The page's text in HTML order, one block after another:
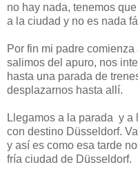
no hay nada, tenemos
a la ciudad y no es nada
Por fin mi padre
salimos del apuro, nos
hasta una parada de
desplazarnos hasta allí.
Llegamos a la parada y a
con destino Düsseldorf.
y así es como esa tarde
fría ciudad de Düsseldorf.